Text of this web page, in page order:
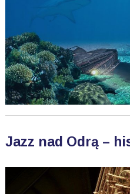
Jazz nad Odrą –